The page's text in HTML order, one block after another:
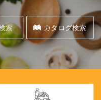
索 カタログ検索